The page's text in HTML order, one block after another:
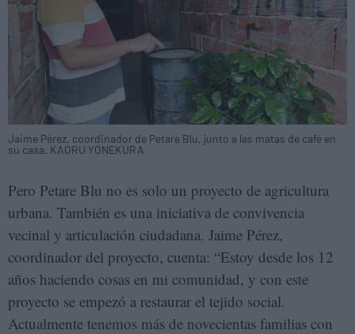
Jaime Pérez, coordinador de Petare Blu, junto a las matas de café en
su casa. KAORU YONEKURA
Pero Petare Blu no es solo un proyecto de agricultura
urbana. También es una iniciativa de convivencia
vecinal y articulación ciudadana. Jaime Pérez,
coordinador del proyecto, cuenta: “Estoy desde los 12
años haciendo cosas en mi comunidad, y con este
proyecto se empezó a restaurar el tejido social.
Actualmente tenemos más de novecientas familias con